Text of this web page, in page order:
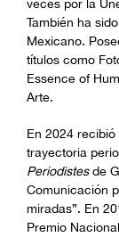
veces por la
También ha
Mexicano.
títulos como
Essence of
Arte.
En 2024
trayectoria
Periodistesde
Comunicación
miradas”. En
Premio